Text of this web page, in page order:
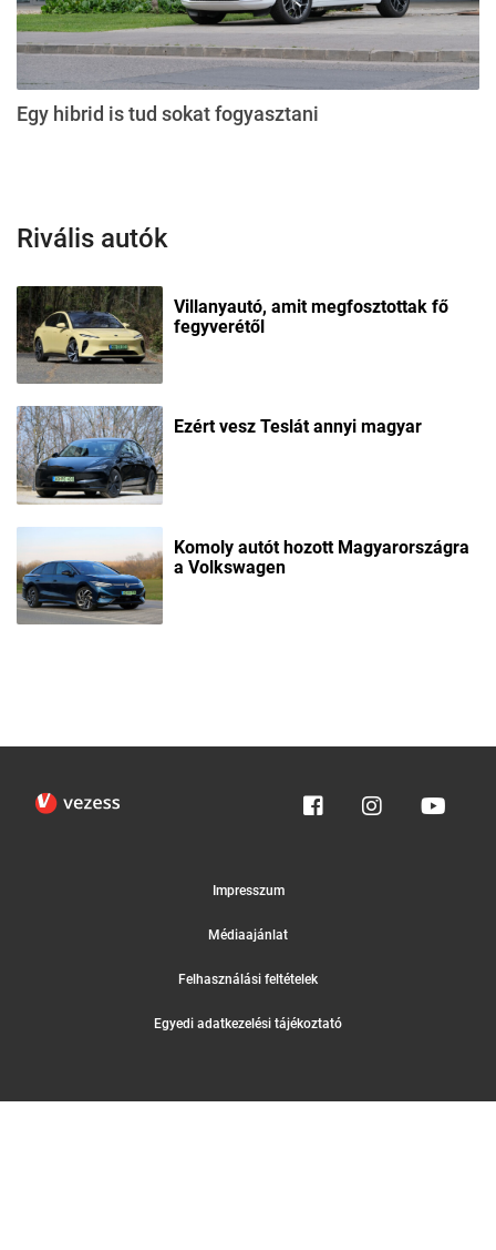
Egy hibrid is tud sokat fogyasztani
Rivális autók
Villanyautó, amit megfosztottak fő
fegyverétől
Ezért vesz Teslát annyi magyar
Komoly autót hozott Magyarországra
a Volkswagen
Impresszum
Médiaajánlat
Felhasználási feltételek
Egyedi adatkezelési tájékoztató